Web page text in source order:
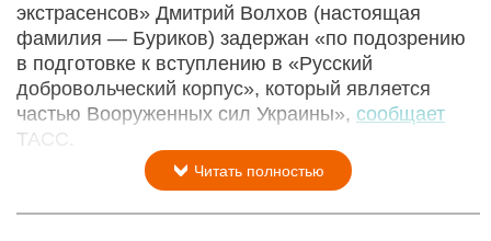
экстрасенсов» Дмитрий Волхов (настоящая
фамилия — Буриков) задержан «по подозрению
в подготовке к вступлению в «Русский
добровольческий корпус», который является
частью Вооруженных сил Украины», сообщает
ТАСС.
Читать полностью